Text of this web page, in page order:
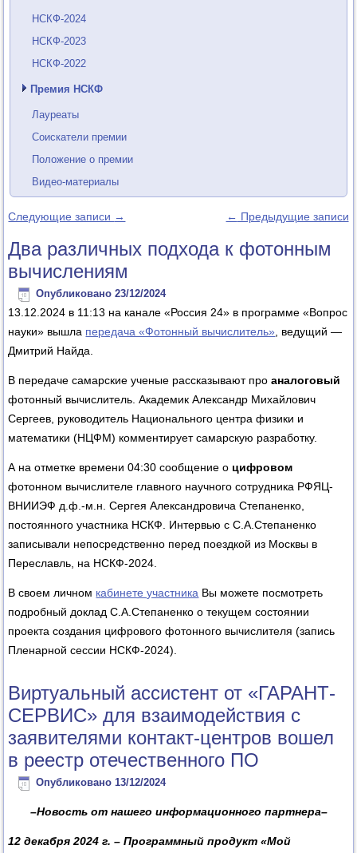
НСКФ-2024
НСКФ-2023
НСКФ-2022
Премия НСКФ
Лауреаты
Соискатели премии
Положение о премии
Видео-материалы
Следующие записи → ← Предыдущие записи
Два различных подхода к фотонным
вычислениям
Опубликовано 23/12/2024
13.12.2024 в 11:13 на канале «Россия 24» в программе «Вопрос
науки» вышла передача «Фотонный вычислитель» , ведущий —
Дмитрий Найда.
В передаче самарские ученые рассказывают проаналоговый
фотонный вычислитель. Академик Александр Михайлович
Сергеев, руководитель Национального центра физики и
математики (НЦФМ) комментирует самарскую разработку.
А на отметке времени 04:30 сообщение о цифровом
фотонном вычислителе главного научного сотрудника РФЯЦ-
ВНИИЭФ д.ф.-м.н. Сергея Александровича Степаненко,
постоянного участника НСКФ. Интервью с С.А.Степаненко
записывали непосредственно перед поездкой из Москвы в
Переславль, на НСКФ-2024.
В своем личном кабинете участника Вы можете посмотреть
подробный доклад С.А.Степаненко о текущем состоянии
проекта создания цифрового фотонного вычислителя (запись
Пленарной сессии НСКФ-2024).
Виртуальный ассистент от «ГАРАНТ-
СЕРВИС» для взаимодействия с
заявителями контакт-центров вошел
в реестр отечественного ПО
Опубликовано 13/12/2024
–Новость от нашего информационного партнера–
12 декабря 2024 г. – Программный продукт «Мой